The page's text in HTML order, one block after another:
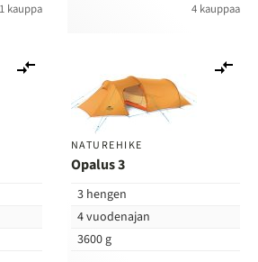
1 kauppa 4 kauppaa
NATUREHIKE
Opalus 3
3 hengen
4 vuodenajan
3600 g